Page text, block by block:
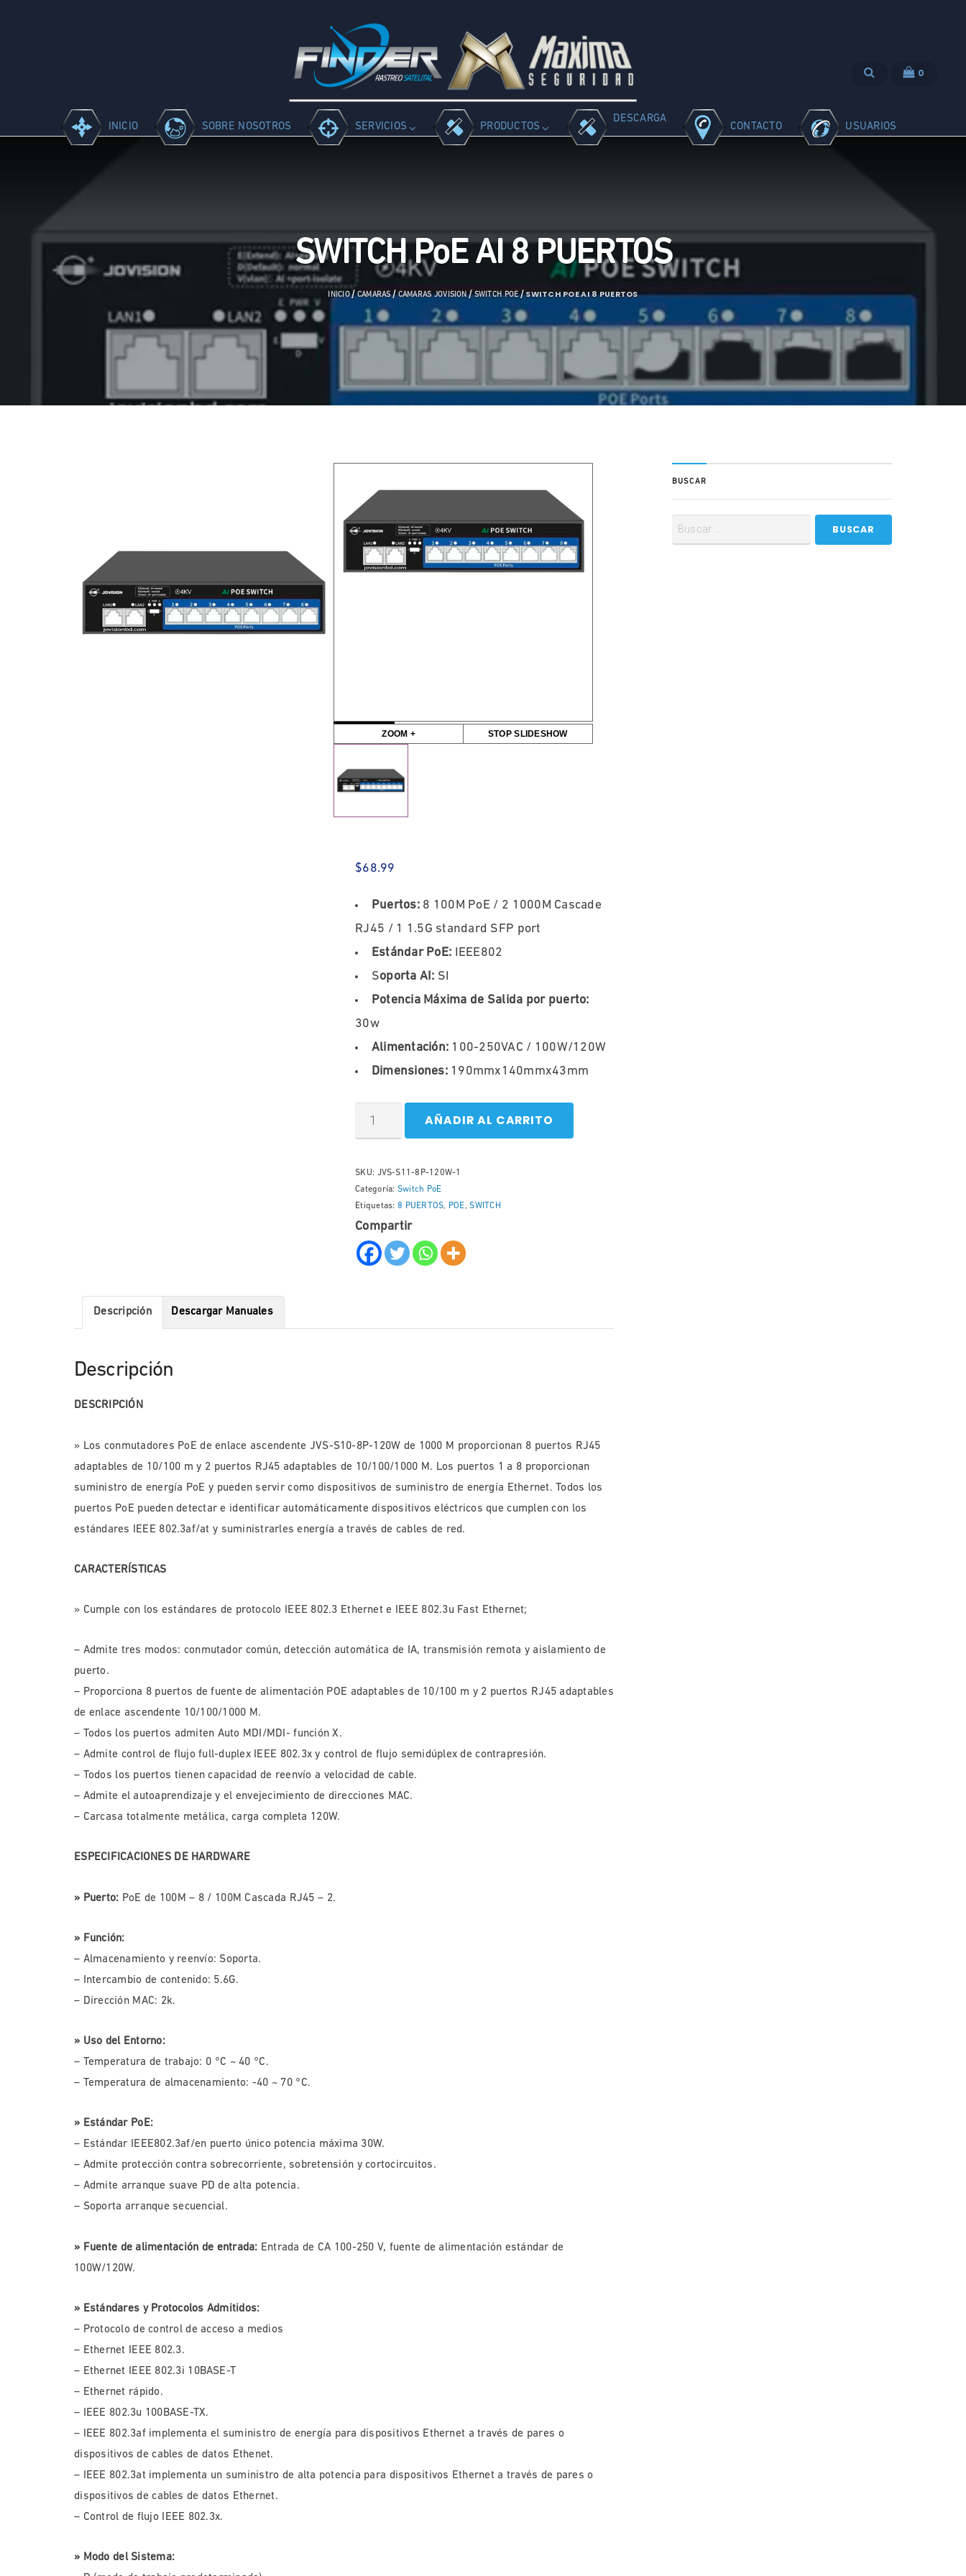
INICIO SOBRE NOSOTROS SERVICIOS PRODUCTOS
DESCARGA
CONTACTO USUARIOS
0
SWITCH PoE AI 8 PUERTOS
INICIO/CAMARAS/CAMARAS JOVISION/SWITCH POE/ SWITCH POE AI 8 PUERTOS
ZOOM + STOP SLIDESHOW
$68.99
Puertos:8 100M PoE / 2 1000M Cascade
RJ45 / 1 1.5G standard SFP port
Estándar PoE: IEEE802
Soporta AI: SI
Potencia Máxima de Salida por puerto:
30w
Alimentación: 100-250VAC / 100W/120W
Dimensiones:190mmx140mmx43mm
AÑADIR AL CARRITO
SKU: JVS-S11-8P-120W-1
Categoría: Switch PoE
Etiquetas: 8 PUERTOS, POE,SWITCH
Compartir
Descripción Descargar Manuales
Descripción
DESCRIPCIÓN
» Los conmutadores PoE de enlace ascendente JVS-S10-8P-120W de 1000 M proporcionan 8 puertos RJ45
adaptables de 10/100 m y 2 puertos RJ45 adaptables de 10/100/1000 M. Los puertos 1 a 8 proporcionan
suministro de energía PoE y pueden servir como dispositivos de suministro de energía Ethernet. Todos los
puertos PoE pueden detectar e identificar automáticamente dispositivos eléctricos que cumplen con los
estándares IEEE 802.3af/at y suministrarles energía a través de cables de red.
CARACTERÍSTICAS
» Cumple con los estándares de protocolo IEEE 802.3 Ethernet e IEEE 802.3u Fast Ethernet;
– Admite tres modos: conmutador común, detección automática de IA, transmisión remota y aislamiento de
puerto.
– Proporciona 8 puertos de fuente de alimentación POE adaptables de 10/100 m y 2 puertos RJ45 adaptables
de enlace ascendente 10/100/1000 M.
– Todos los puertos admiten Auto MDI/MDI- función X.
– Admite control de flujo full-duplex IEEE 802.3x y control de flujo semidúplex de contrapresión.
– Todos los puertos tienen capacidad de reenvío a velocidad de cable.
– Admite el autoaprendizaje y el envejecimiento de direcciones MAC.
– Carcasa totalmente metálica, carga completa 120W.
ESPECIFICACIONES DE HARDWARE
» Puerto: PoE de 100M – 8 / 100M Cascada RJ45 – 2.
» Función:
– Almacenamiento y reenvío: Soporta.
– Intercambio de contenido: 5.6G.
– Dirección MAC: 2k.
» Uso del Entorno:
– Temperatura de trabajo: 0 °C ~ 40 °C.
– Temperatura de almacenamiento: -40 ~ 70 °C.
» Estándar PoE:
– Estándar IEEE802.3af/en puerto único potencia máxima 30W.
– Admite protección contra sobrecorriente, sobretensión y cortocircuitos.
– Admite arranque suave PD de alta potencia.
– Soporta arranque secuencial.
» Fuente de alimentación de entrada: Entrada de CA 100-250 V, fuente de alimentación estándar de
100W/120W.
» Estándares y Protocolos Admitidos:
– Protocolo de control de acceso a medios
– Ethernet IEEE 802.3.
– Ethernet IEEE 802.3i 10BASE-T
– Ethernet rápido.
– IEEE 802.3u 100BASE-TX.
– IEEE 802.3af implementa el suministro de energía para dispositivos Ethernet a través de pares o
dispositivos de cables de datos Ethenet.
– IEEE 802.3at implementa un suministro de alta potencia para dispositivos Ethernet a través de pares o
dispositivos de cables de datos Ethernet.
– Control de flujo IEEE 802.3x.
» Modo del Sistema:
BUSCAR